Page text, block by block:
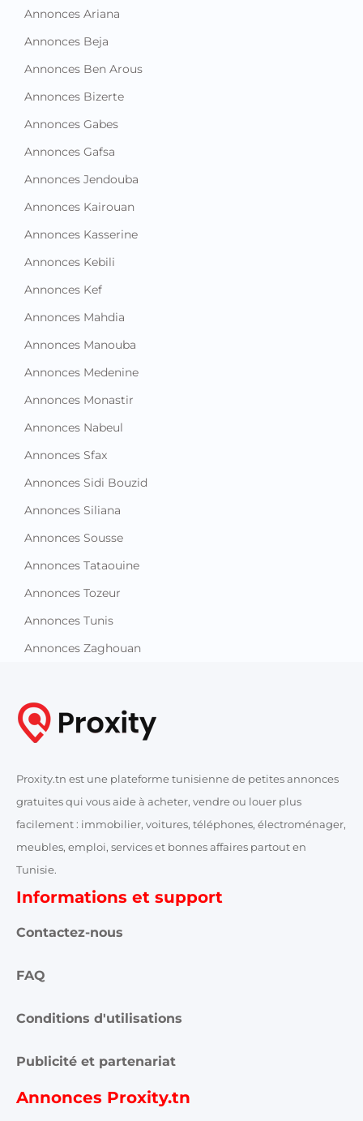
Annonces Ariana
Annonces Beja
Annonces Ben Arous
Annonces Bizerte
Annonces Gabes
Annonces Gafsa
Annonces Jendouba
Annonces Kairouan
Annonces Kasserine
Annonces Kebili
Annonces Kef
Annonces Mahdia
Annonces Manouba
Annonces Medenine
Annonces Monastir
Annonces Nabeul
Annonces Sfax
Annonces Sidi Bouzid
Annonces Siliana
Annonces Sousse
Annonces Tataouine
Annonces Tozeur
Annonces Tunis
Annonces Zaghouan
Proxity.tn est une plateforme tunisienne de petites annonces
gratuites qui vous aide à acheter, vendre ou louer plus
facilement : immobilier, voitures, téléphones, électroménager,
meubles, emploi, services et bonnes affaires partout en
Tunisie.
Informations et support
Contactez-nous
FAQ
Conditions d'utilisations
Publicité et partenariat
Annonces Proxity.tn